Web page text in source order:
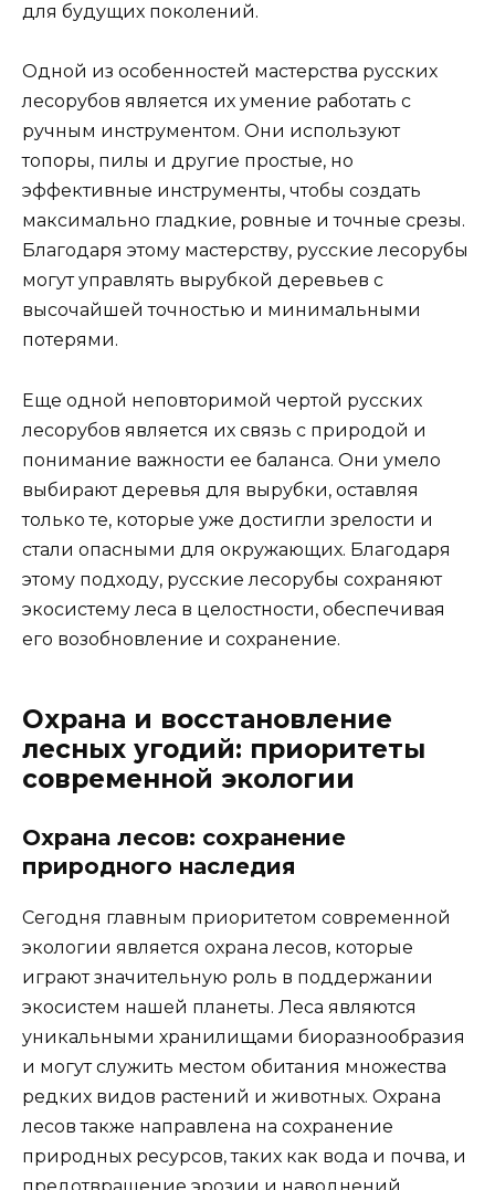
для будущих поколений.
Одной из особенностей мастерства русских
лесорубов является их умение работать с
ручным инструментом. Они используют
топоры, пилы и другие простые, но
эффективные инструменты, чтобы создать
максимально гладкие, ровные и точные срезы.
Благодаря этому мастерству, русские лесорубы
могут управлять вырубкой деревьев с
высочайшей точностью и минимальными
потерями.
Еще одной неповторимой чертой русских
лесорубов является их связь с природой и
понимание важности ее баланса. Они умело
выбирают деревья для вырубки, оставляя
только те, которые уже достигли зрелости и
стали опасными для окружающих. Благодаря
этому подходу, русские лесорубы сохраняют
экосистему леса в целостности, обеспечивая
его возобновление и сохранение.
Охрана и восстановление
лесных угодий: приоритеты
современной экологии
Охрана лесов: сохранение
природного наследия
Сегодня главным приоритетом современной
экологии является охрана лесов, которые
играют значительную роль в поддержании
экосистем нашей планеты. Леса являются
уникальными хранилищами биоразнообразия
и могут служить местом обитания множества
редких видов растений и животных. Охрана
лесов также направлена на сохранение
природных ресурсов, таких как вода и почва, и
предотвращение эрозии и наводнений.